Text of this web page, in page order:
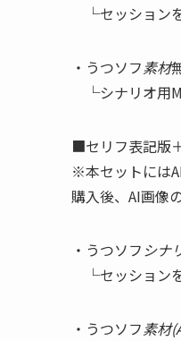
└セッションを
・うつソフ素材
└シナリオ用
■セリフ表記版
※本セットには
購入後、AI画像
・うつソフ シナ
└セッションを
・うつソフ素材